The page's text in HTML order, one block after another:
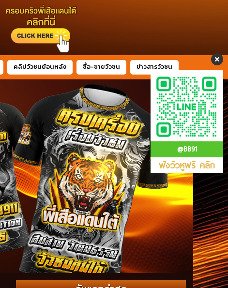
@BB91
ฟังวัวหูฟรี คลิก
คลิปวัวชนย้อนหลัง ซื้อ-ขายวัวชน ข่าวสารวัวชน